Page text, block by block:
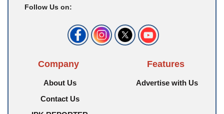
Follow Us on:
Company
About Us
Contact Us
Features
Advertise with Us